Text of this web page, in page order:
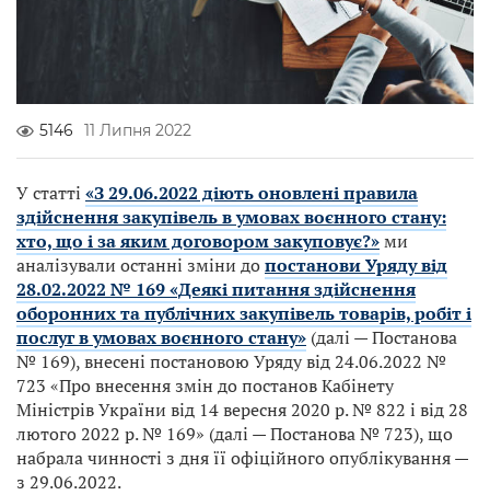
5146 11 Липня 2022
У статті «З 29.06.2022 діють оновлені правила
здійснення закупівель в умовах воєнного стану:
хто, що і за яким договором закуповує?»ми
аналізували останні зміни допостанови Уряду від
28.02.2022 № 169 «Деякі питання здійснення
оборонних та публічних закупівель товарів, робіт і
послуг в умовах воєнного стану» (далі — Постанова
№ 169), внесені постановою Уряду від 24.06.2022 №
723 «Про внесення змін до постанов Кабінету
Міністрів України від 14 вересня 2020 р. № 822 і від 28
лютого 2022 р. № 169» (далі — Постанова № 723), що
набрала чинності з дня її офіційного опублікування —
з 29.06.2022.